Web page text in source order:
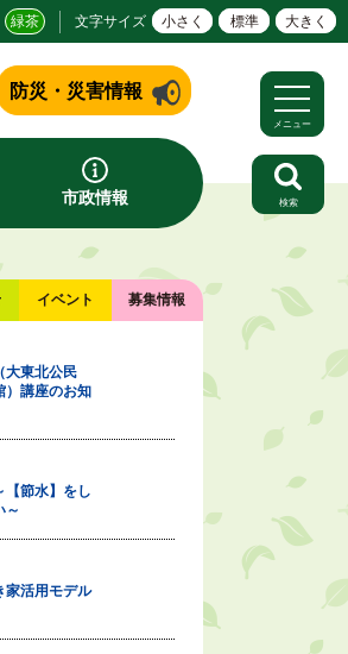
緑茶 文字サイズ 小さく 標準 大きく
防災・災害情報
市政情報
メニュー
検索
イベント 募集情報
大東北公民
）講座のお知
【節水】をし
～
家活用モデル